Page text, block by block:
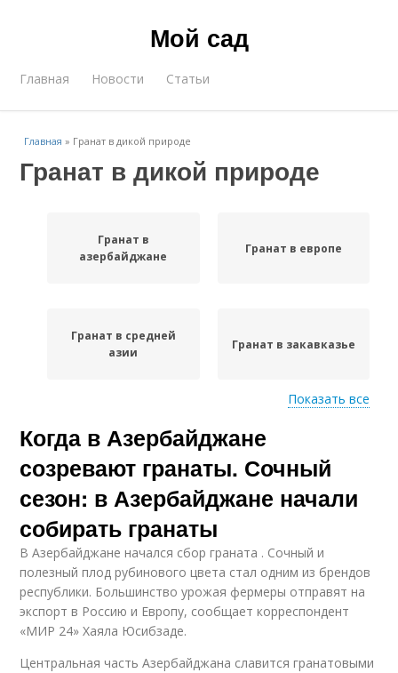
Мой сад
Главная Новости Статьи
Главная » Гранат в дикой природе
Гранат в дикой природе
Гранат в
азербайджане
Гранат в европе
Гранат в средней
азии
Гранат в закавказье
Гранат в открытом
грунте
Показать все
Когда в Азербайджане
созревают гранаты. Сочный
сезон: в Азербайджане начали
собирать гранаты
В Азербайджане начался сбор граната . Сочный и
полезный плод рубинового цвета стал одним из брендов
республики. Большинство урожая фермеры отправят на
экспорт в Россию и Европу, сообщает корреспондент
«МИР 24» Хаяла Юсибзаде.
Центральная часть Азербайджана славится гранатовыми